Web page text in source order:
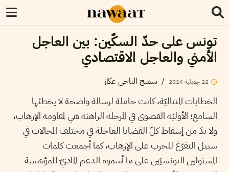
تونس على حدّ السكّين: بين العاجل
الأمني والعاجل الاقتصادي
22 جويلية2014
/ سميح الباجي عكاز
الخطابات المتتاليّة، كانت حاملة لرسالة واضحة لا يخطئها
السامع؛ الأوليّة القصوى في المرحلة الراهنة هي لمقاومة الإرهاب،
ولا بدّ من إسقاط كلّ القضايا العاجلة في مختلف المجالات في
سبيل التفرّغ للحرب على الإرهاب، كما أجمعت كلمات
المسئولين التونسيّين على ما أسموه الدعم الماديّ للمؤسّسة